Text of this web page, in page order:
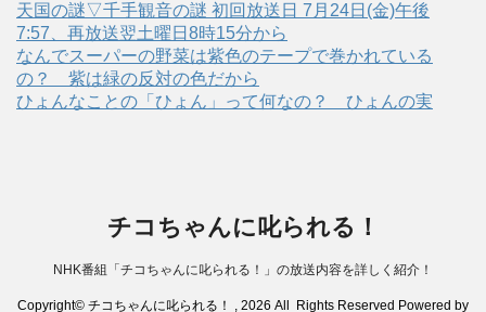
天国の謎▽千手観音の謎 初回放送日 7月24日(金)午後
7:57、再放送翌土曜日8時15分から
なんでスーパーの野菜は紫色のテープで巻かれている
の？ 紫は緑の反対の色だから
ひょんなことの「ひょん」って何なの？ ひょんの実
チコちゃんに叱られる！
NHK番組「チコちゃんに叱られる！」の放送内容を詳しく紹介！
Copyright© チコちゃんに叱られる！ , 2026 All Rights Reserved Powered by